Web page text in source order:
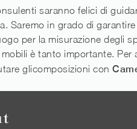
saranno felici di
Saremo in grado di
per la misurazione degli
è tanto importante. Per
glicomposizioni con